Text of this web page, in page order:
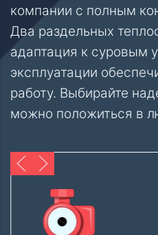
компании с полным
Два раздельных
адаптация к суровым
эксплуатации
работу. Выбирайте
можно положиться в